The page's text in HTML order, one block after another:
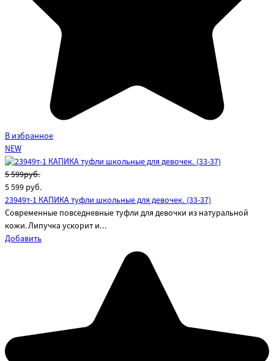
В избранное
NEW
5 599руб.
5 599 руб.
23949т-1 КАПИКА туфли школьные для девочек. (33-37)
Современные повседневные туфли для девочки из натуральной
кожи.Липучка ускорит и...
Добавить